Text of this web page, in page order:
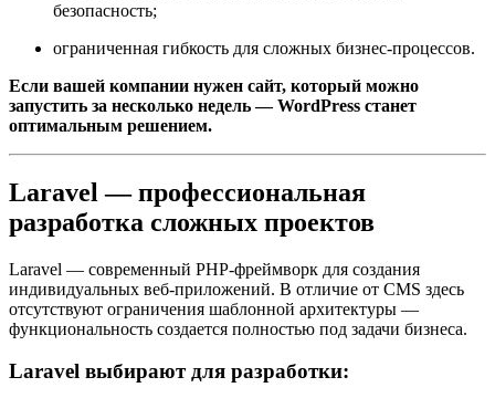
безопасность;
ограниченная гибкость для сложных бизнес-процессов.
Если вашей компании нужен сайт, который можно
запустить за несколько недель — WordPress станет
оптимальным решением.
Laravel — профессиональная
разработка сложных проектов
Laravel — современный PHP-фреймворк для создания
индивидуальных веб-приложений. В отличие от CMS здесь
отсутствуют ограничения шаблонной архитектуры —
функциональность создается полностью под задачи бизнеса.
Laravel выбирают для разработки: